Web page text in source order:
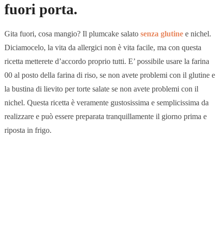
fuori porta.
Gita fuori, cosa mangio? Il plumcake salato senza glutinee nichel.
Diciamocelo, la vita da allergici non è vita facile, ma con questa
ricetta metterete d’accordo proprio tutti. E’ possibile usare la farina
00 al posto della farina di riso, se non avete problemi con il glutine e
la bustina di lievito per torte salate se non avete problemi con il
nichel. Questa ricetta è veramente gustosissima e semplicissima da
realizzare e può essere preparata tranquillamente il giorno prima e
riposta in frigo.